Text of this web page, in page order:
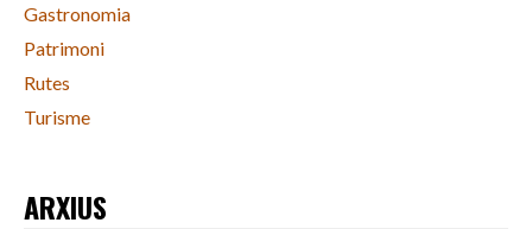
Gastronomia
Patrimoni
Rutes
Turisme
ARXIUS